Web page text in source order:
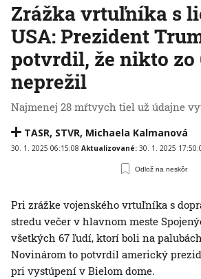
Zrážka vrtuľníka s
USA: Prezident
potvrdil, že nikto zo
neprežil
Najmenej 28 mŕtvych tiel už údajne
TASR, STVR, Michaela Kalmanová
30. 1. 2025 06:15:08 Aktualizované: 30. 1. 2025
Odlož na neskôr
Pri zrážke vojenského vrtuľníka s
stredu večer v hlavnom meste
všetkých 67 ľudí, ktorí boli na
Novinárom to potvrdil americký
pri vystúpení v Bielom dome.